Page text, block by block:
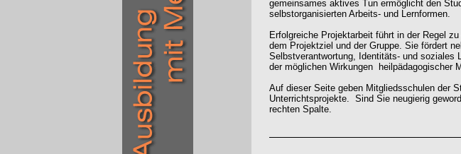
gemeinsames aktives Tun ermöglicht den
selbstorganisierten Arbeits- und Lernformen.
Erfolgreiche Projektarbeit führt in der Regel
dem Projektziel und der Gruppe. Sie fördert
Selbstverantwortung, Identitäts- und soziales
der möglichen Wirkungen heilpädagogischer
Auf dieser Seite geben Mitgliedsschulen der
Unterrichtsprojekte. Sind Sie neugierig
rechten Spalte.